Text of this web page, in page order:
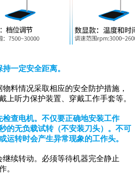
一定安全距离。
料情况采取相应的安全防护措施，
上听力保护装置、穿戴工作手套等。
检查电机。不仅要正确地安装工作
的无负载试转（不安装刀头）。不可
运转时会产生异常现象的工作头。
续转动。必须等待机器完全静止
。